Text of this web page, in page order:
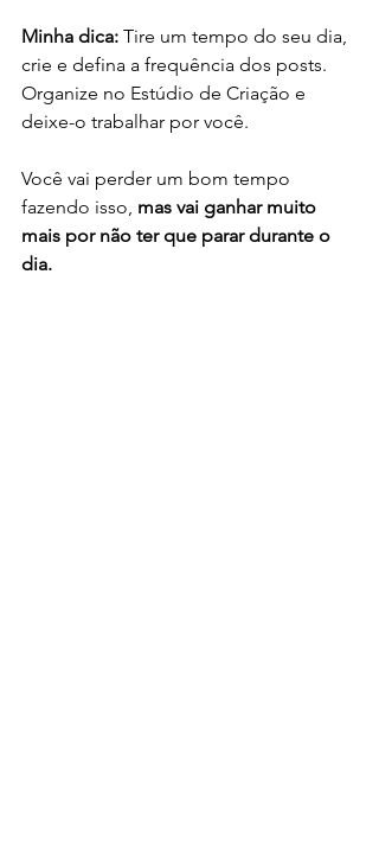
Minha dica: Tire um tempo do seu dia,
crie e defina a frequência dos posts.
Organize no Estúdio de Criação e
deixe-o trabalhar por você.
Você vai perder um bom tempo
fazendo isso, mas vai ganhar muito
mais por não ter que parar durante o
dia.